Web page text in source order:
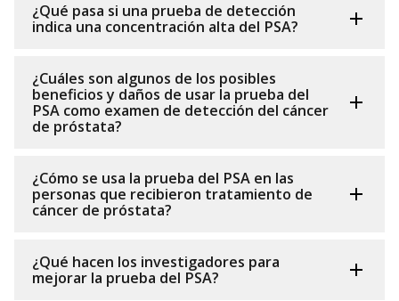
¿Qué pasa si una prueba de detección
indica una concentración alta del PSA?
¿Cuáles son algunos de los posibles
beneficios y daños de usar la prueba del
PSA como examen de detección del cáncer
de próstata?
¿Cómo se usa la prueba del PSA en las
personas que recibieron tratamiento de
cáncer de próstata?
¿Qué hacen los investigadores para
mejorar la prueba del PSA?